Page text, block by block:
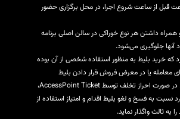
قبل از ساعت شروع اجرا، در محل برگزاری حضور
داشتن هر نوع خوراکی در سالن اصلی برنامه
آنها جلوگیری می‌شود.
که خرید بلیط به منظور استفاده شخصی از آن بوده
معامله یا در معرض فروش قرار دادن بلیط
خریداری شده ندارد. در صورت احراز تخلف توسط AccessPoint Ticket،
نسبت به فسخ و لغو بلیط اقدام و امتیاز استفاده از
به ثالث واگذار نماید.